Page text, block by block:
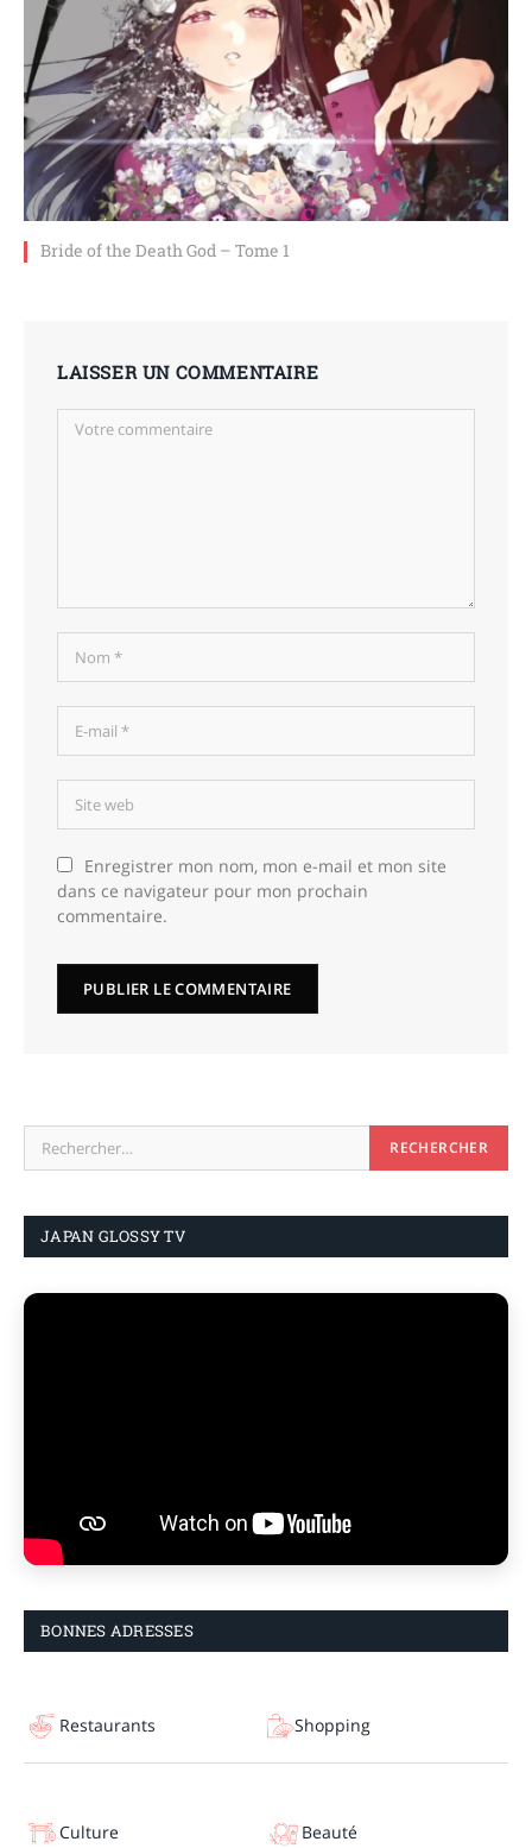
Bride of the Death God – Tome 1
LAISSER UN COMMENTAIRE
Enregistrer mon nom, mon e-mail et mon site
dans ce navigateur pour mon prochain
commentaire.
JAPAN GLOSSY TV
BONNES ADRESSES
Restaurants Shopping
Culture Beauté